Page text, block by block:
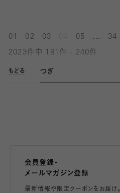
01 02 03 05 34
2023件中 181件 - 240件
もどる つぎ
会員登録・
メールマガジン登録
最新情報や限定クーポンをお届け。